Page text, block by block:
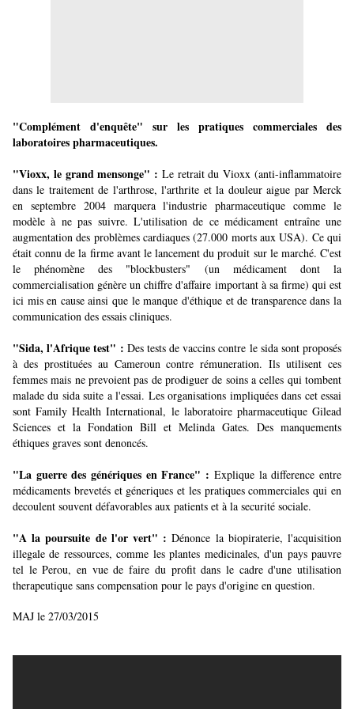
"Complément d'enquête" sur les pratiques commerciales des
laboratoires pharmaceutiques.
"Vioxx, le grand mensonge" : Le retrait du Vioxx (anti-inflammatoire
dans le traitement de l'arthrose, l'arthrite et la douleur aigue par Merck
en septembre 2004 marquera l'industrie pharmaceutique comme le
modèle à ne pas suivre. L'utilisation de ce médicament entraîne une
augmentation des problèmes cardiaques (27.000 morts aux USA). Ce qui
était connu de la firme avant le lancement du produit sur le marché. C'est
le phénomène des "blockbusters" (un médicament dont la
commercialisation génère un chiffre d'affaire important à sa firme) qui est
ici mis en cause ainsi que le manque d'éthique et de transparence dans la
communication des essais cliniques.
"Sida, l'Afrique test" : Des tests de vaccins contre le sida sont proposés
à des prostituées au Cameroun contre rémuneration. Ils utilisent ces
femmes mais ne prevoient pas de prodiguer de soins a celles qui tombent
malade du sida suite a l'essai. Les organisations impliquées dans cet essai
sont Family Health International, le laboratoire pharmaceutique Gilead
Sciences et la Fondation Bill et Melinda Gates. Des manquements
éthiques graves sont denoncés.
"La guerre des génériques en France" : Explique la difference entre
médicaments brevetés et géneriques et les pratiques commerciales qui en
decoulent souvent défavorables aux patients et à la securité sociale.
"A la poursuite de l'or vert" : Dénonce la biopiraterie, l'acquisition
illegale de ressources, comme les plantes medicinales, d'un pays pauvre
tel le Perou, en vue de faire du profit dans le cadre d'une utilisation
therapeutique sans compensation pour le pays d'origine en question.
MAJ le 27/03/2015